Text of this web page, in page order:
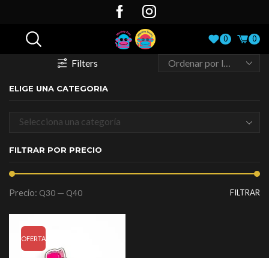
0 0
Filters
ELIGE UNA CATEGORIA
Selecciona una categoría
FILTRAR POR PRECIO
FILTRAR
Precio: Q30 — Q40
OFERTA